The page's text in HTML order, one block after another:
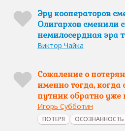
Эру кооператоров
Олигархов сменили
немилосердная эра
Виктор Чайка
Сожаление о
именно тогда, когда
путник обратно уже
Игорь Субботин
ПОТЕРЯ ОСОЗНАННОСТЬ